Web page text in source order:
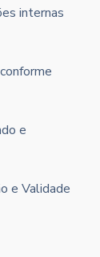
internas
e
e Validade